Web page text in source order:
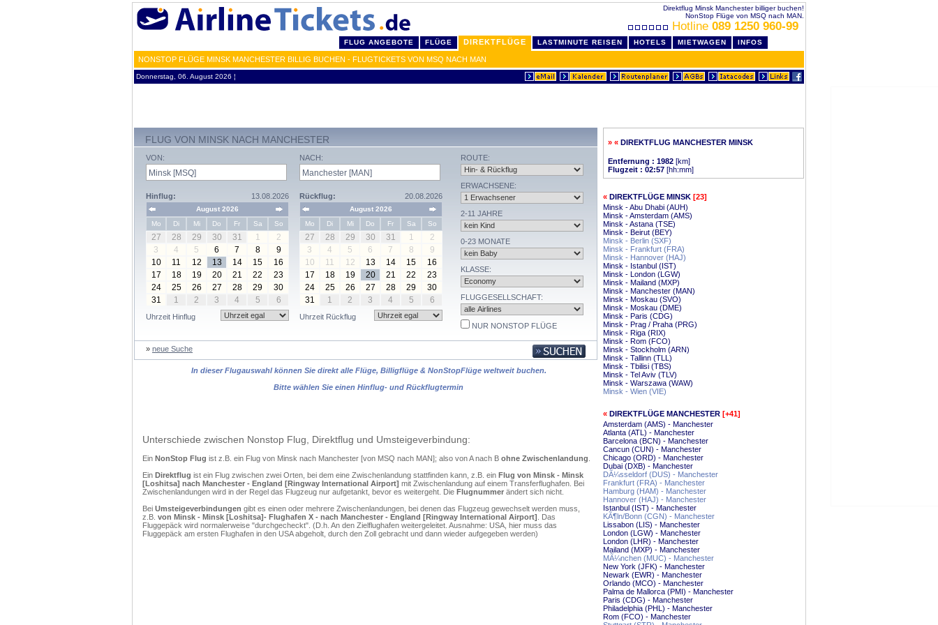
Direktflug Minsk Manchester billiger buchen!
NonStop Flüge von MSQ nach MAN.
Hotline 089 1250 960-99
FLUG ANGEBOTE FLÜGE DIREKTFLÜGE LASTMINUTE REISEN HOTELS MIETWAGEN INFOS
NONSTOP FLÜGE MINSK MANCHESTER BILLIG BUCHEN - FLUGTICKETS VON MSQ NACH MAN
Donnerstag, 06. August 2026 ¦
FLUG VON MINSK NACH MANCHESTER
VON:
Hinflug: 13.08.2026
August 2026
Mo
Di Mi Do Fr Sa So
27 28 29 30 31 1
2
3
4 5 6 7 8
9
10
11 12 13 14 15
16
17
18 19 20 21 22
23
24
25 26 27 28 29
30
31
1 2 3 4 5 6
Uhrzeit Hinflug
NACH:
Rückflug: 20.08.2026
August 2026
Mo
Di Mi Do Fr Sa So
27 28 29 30 31 1
2
3
4 5 6 7 8
9
10
11 12 13 14 15
16
17
18 19 20 21 22
23
24
25 26 27 28 29
30
31
1 2 3 4 5 6
Uhrzeit Rückflug
ROUTE:
ERWACHSENE:
2-11 JAHRE
0-23 MONATE
KLASSE:
FLUGGESELLSCHAFT:
NUR NONSTOP FLÜGE
» neue Suche
In dieser Flugauswahl können Sie direkt alle Flüge, Billigflüge & NonStopFlüge weltweit buchen.
Bitte wählen Sie einen Hinflug- und Rückflugtermin
Unterschiede zwischen Nonstop Flug, Direktflug und Umsteigeverbindung:
Ein NonStop Flug ist z.B. ein Flug von Minsk nach Manchester [von MSQ nach MAN]; also von A nach B ohne Zwischenlandung
Ein Direktflug ist ein Flug zwischen zwei Orten, bei dem eine Zwischenlandung stattfinden kann, z.B. ein Flug von Minsk - Minsk
[Loshitsa] nach Manchester - England [Ringway International Airport] mit Zwischenlandung auf einem Transferflughafen. Bei
Zwischenlandungen wird in der Regel das Flugzeug nur aufgetankt, bevor es weitergeht. Die Flugnummer ändert sich nicht.
Bei Umsteigeverbindungen gibt es einen oder mehrere Zwischenlandungen, bei denen das Flugzeug gewechselt werden muss,
z.B. von Minsk - Minsk [Loshitsa]- Flughafen X - nach Manchester - England [Ringway International Airport] . Das
Fluggepäck wird normalerweise "durchgecheckt". (D.h. An den Zielflughafen weitergeleitet. Ausnahme: USA, hier muss das
Fluggepäck am ersten Flughafen in den USA abgeholt, durch den Zoll gebracht und dann wieder aufgegeben werden)
» « DIREKTFLUG MANCHESTER MINSK
Entfernung : 1982 [km]
Flugzeit : 02:57 [hh:mm]
« DIREKTFLÜGE MINSK [23]
Minsk - Abu Dhabi (AUH)
Minsk - Amsterdam (AMS)
Minsk - Astana (TSE)
Minsk - Beirut (BEY)
Minsk - Berlin (SXF)
Minsk - Frankfurt (FRA)
Minsk - Hannover (HAJ)
Minsk - Istanbul (IST)
Minsk - London (LGW)
Minsk - Mailand (MXP)
Minsk - Manchester (MAN)
Minsk - Moskau (SVO)
Minsk - Moskau (DME)
Minsk - Paris (CDG)
Minsk - Prag / Praha (PRG)
Minsk - Riga (RIX)
Minsk - Rom (FCO)
Minsk - Stockholm (ARN)
Minsk - Tallinn (TLL)
Minsk - Tbilisi (TBS)
Minsk - Tel Aviv (TLV)
Minsk - Warszawa (WAW)
Minsk - Wien (VIE)
« DIREKTFLÜGE MANCHESTER [+41]
Amsterdam (AMS) - Manchester
Atlanta (ATL) - Manchester
Barcelona (BCN) - Manchester
Cancun (CUN) - Manchester
Chicago (ORD) - Manchester
Dubai (DXB) - Manchester
DÃ¼sseldorf (DUS) - Manchester
Frankfurt (FRA) - Manchester
Hamburg (HAM) - Manchester
Hannover (HAJ) - Manchester
Istanbul (IST) - Manchester
KÃ¶ln/Bonn (CGN) - Manchester
Lissabon (LIS) - Manchester
London (LGW) - Manchester
London (LHR) - Manchester
Mailand (MXP) - Manchester
MÃ¼nchen (MUC) - Manchester
New York (JFK) - Manchester
Newark (EWR) - Manchester
Orlando (MCO) - Manchester
Palma de Mallorca (PMI) - Manchester
Paris (CDG) - Manchester
Philadelphia (PHL) - Manchester
Rom (FCO) - Manchester